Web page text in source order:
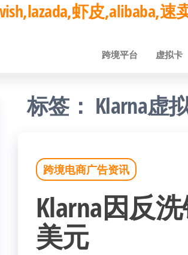
虾皮,alibaba,
跨境平台 虚拟卡
标签： Klarna虚
跨境电商广告资讯
Klarna因反
美元